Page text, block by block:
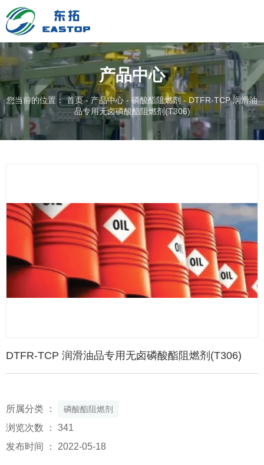
产品中心
您当前的位置： 首页- 产品中心 - 磷酸酯阻燃剂 -DTFR-TCP 润滑油
品专用无卤磷酸酯阻燃剂(T306)
DTFR-TCP 润滑油品专用无卤磷酸酯阻燃剂(T306)
所属分类 ： 磷酸酯阻燃剂
浏览次数 ： 341
发布时间 ： 2022-05-18